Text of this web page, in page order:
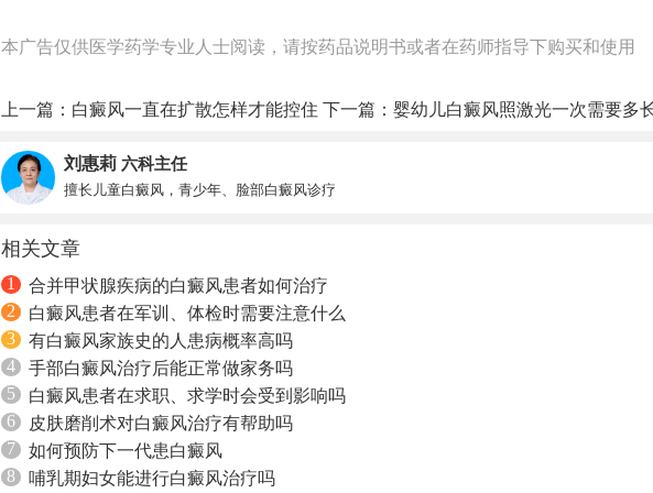
本广告仅供医学药学专业人士阅读，请按药品说明书或者在药师指导下购买和使用
上一篇： 白癜风一直在扩散怎样才能控住 下一篇： 婴幼儿白癜风照激光一次需要多
刘惠莉 六科主任
擅长儿童白癜风，青少年、脸部白癜风诊疗
相关文章
1
合并甲状腺疾病的白癜风患者如何治疗
2
白癜风患者在军训、体检时需要注意什么
3
有白癜风家族史的人患病概率高吗
4
手部白癜风治疗后能正常做家务吗
5
白癜风患者在求职、求学时会受到影响吗
6
皮肤磨削术对白癜风治疗有帮助吗
7
如何预防下一代患白癜风
8
哺乳期妇女能进行白癜风治疗吗